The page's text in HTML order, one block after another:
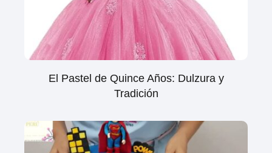
El Pastel de Quince Años: Dulzura y
Tradición